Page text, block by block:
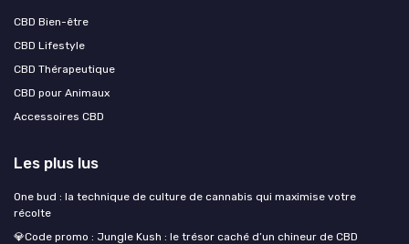
CBD Bien-être
CBD Lifestyle
CBD Thérapeutique
CBD pour Animaux
Accessoires CBD
Les plus lus
One bud : la technique de culture de cannabis qui maximise votre
récolte
💎Code promo : Jungle Kush : le trésor caché d’un chineur de CBD